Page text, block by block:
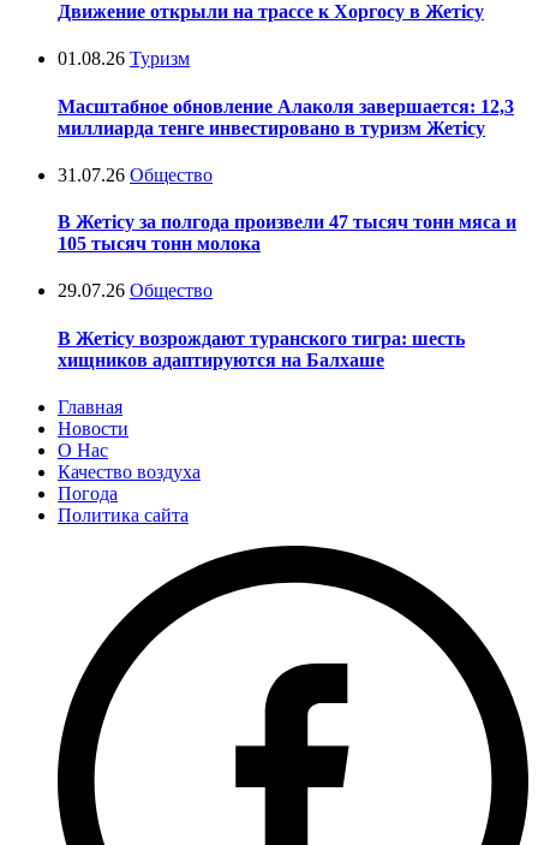
Движение открыли на трассе к Хоргосу в Жетісу
01.08.26 Туризм
Масштабное обновление Алаколя завершается: 12,3
миллиарда тенге инвестировано в туризм Жетісу
31.07.26 Общество
В Жетісу за полгода произвели 47 тысяч тонн мяса и
105 тысяч тонн молока
29.07.26 Общество
В Жетісу возрождают туранского тигра: шесть
хищников адаптируются на Балхаше
Главная
Новости
О Нас
Качество воздуха
Погода
Политика сайта